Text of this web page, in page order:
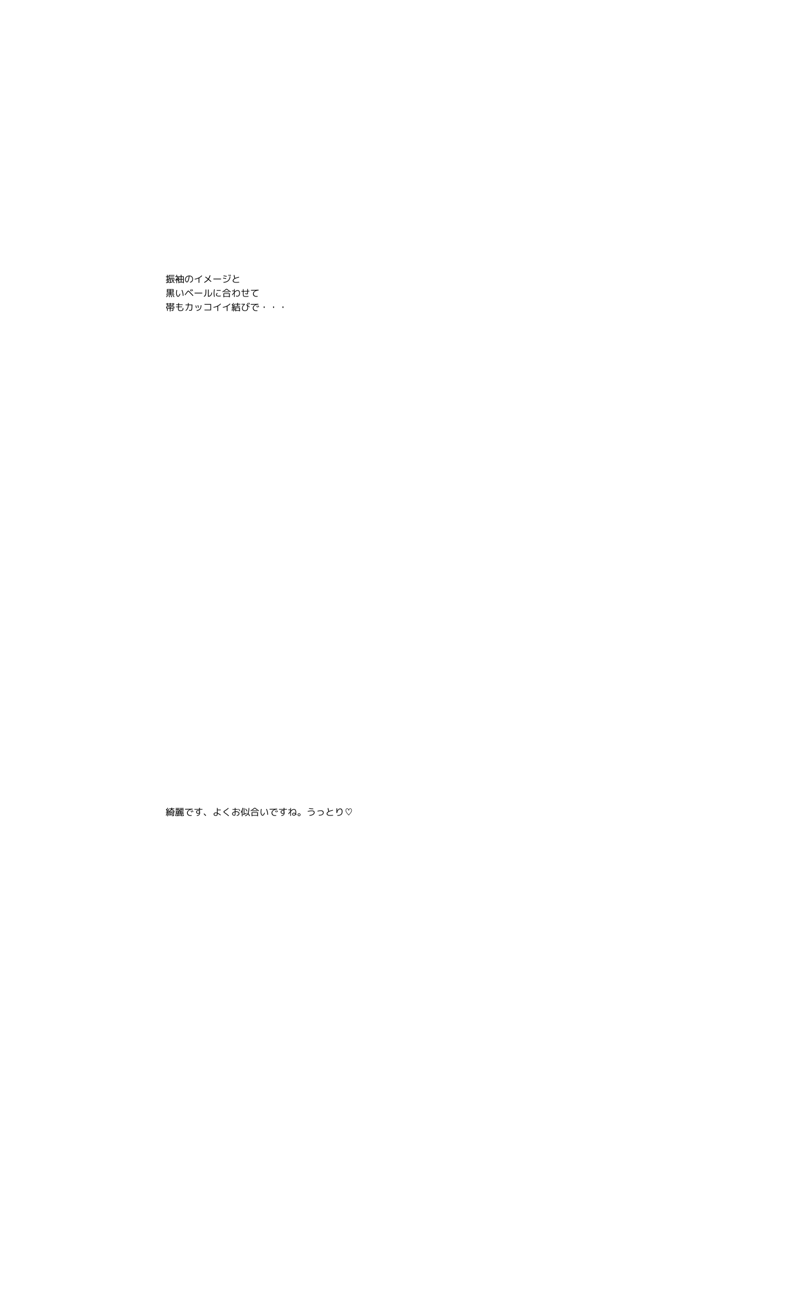
振袖のイメージと
黒いベールに合わせて
帯もカッコイイ結びで・・・
綺麗です、よくお似合いですね。うっとり♡